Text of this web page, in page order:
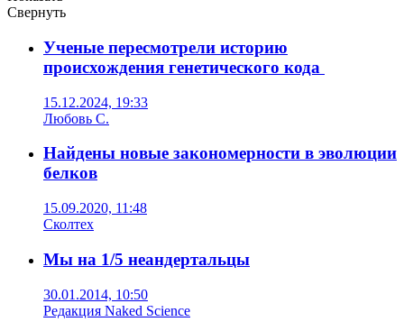
Свернуть
Ученые пересмотрели историю
происхождения генетического кода
15.12.2024, 19:33
Любовь С.
Найдены новые закономерности в эволюции
белков
15.09.2020, 11:48
Сколтех
Мы на 1/5 неандертальцы
30.01.2014, 10:50
Редакция Naked Science